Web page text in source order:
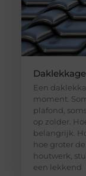
Een
moment.
plafond,
op zolder.
belangrijk.
hoe groter
houtwerk,
een lekkend